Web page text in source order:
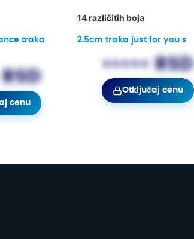
traka
cenu
14 različitih boja
2.5cm traka just for you s
••••• RSD
Otključaj cenu